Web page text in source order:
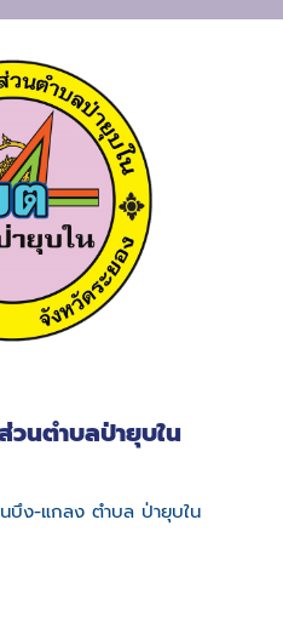
วนตำบลป่ายุบใน
บึง-แกลง ตำบล ป่ายุบใน